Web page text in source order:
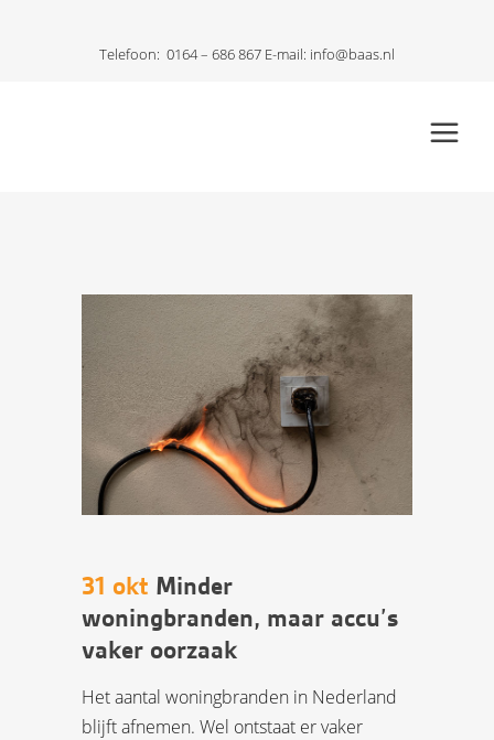
Telefoon: 0164 – 686 867 E-mail: info@baas.nl
31 okt Minder
woningbranden, maar accu’s
vaker oorzaak
Het aantal woningbranden in Nederland
blijft afnemen. Wel ontstaat er vaker